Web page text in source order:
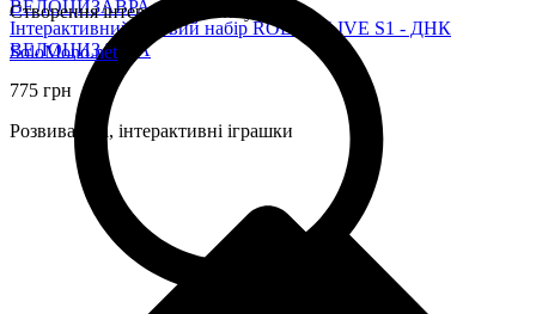
Інтерактивний ігровий набір ROBO ALIVE S1 - ДНК
ВЕЛОЦИЗАВРА
775 грн
Розвивальні, інтерактивні іграшки
Створення інтернет-магазину
SoloMono.net